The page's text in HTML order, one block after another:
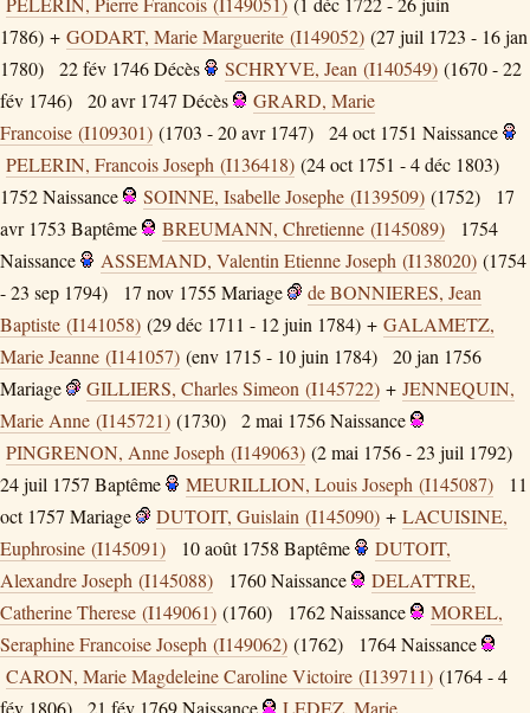
1786) + GODART, Marie Marguerite (I149052) (27 juil 1723 - 16 jan
1780)
22 fév 1746Décès SCHRYVE, Jean (I140549) (1670 - 22
fév 1746)
20 avr 1747 Décès
GRARD, Marie
Francoise (I109301) (1703 - 20 avr 1747) 24 oct 1751 Naissance
PELERIN, Francois Joseph (I136418) (24 oct 1751 - 4 déc 1803)
1752Naissance SOINNE, Isabelle Josephe (I139509) (1752)
17
avr 1753 Baptême BREUMANN, Chretienne (I145089)
1754
Naissance
ASSEMAND, Valentin Etienne Joseph (I138020) (1754
- 23 sep 1794)
17 nov 1755 Mariage
de BONNIERES, Jean
Baptiste (I141058) (29 déc 1711 - 12 juin 1784) + GALAMETZ,
Marie Jeanne (I141057) (env 1715 - 10 juin 1784)
20 jan 1756
Mariage
GILLIERS, Charles Simeon (I145722) + JENNEQUIN,
Marie Anne (I145721) (1730) 2 mai 1756Naissance
PINGRENON, Anne Joseph (I149063) (2 mai 1756 - 23 juil 1792)
24 juil 1757 Baptême MEURILLION, Louis Joseph (I145087)
11
oct 1757 Mariage DUTOIT, Guislain (I145090) + LACUISINE,
Euphrosine (I145091)
10 août 1758 Baptême
DUTOIT,
Alexandre Joseph (I145088)
1760Naissance
DELATTRE,
Catherine Therese (I149061) (1760) 1762Naissance
MOREL,
Seraphine Francoise Joseph (I149062) (1762) 1764Naissance
CARON, Marie Magdeleine Caroline Victoire (I139711) (1764 - 4
fév 1806)
21 fév 1769Naissance
LEDEZ, Marie